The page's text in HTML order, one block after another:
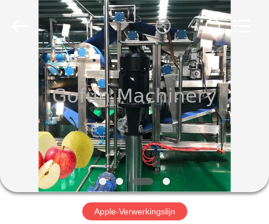
HUIS
PRODUCTEN
VIDEOS
VR-
SHOW
Apple-Verwerkingslijn